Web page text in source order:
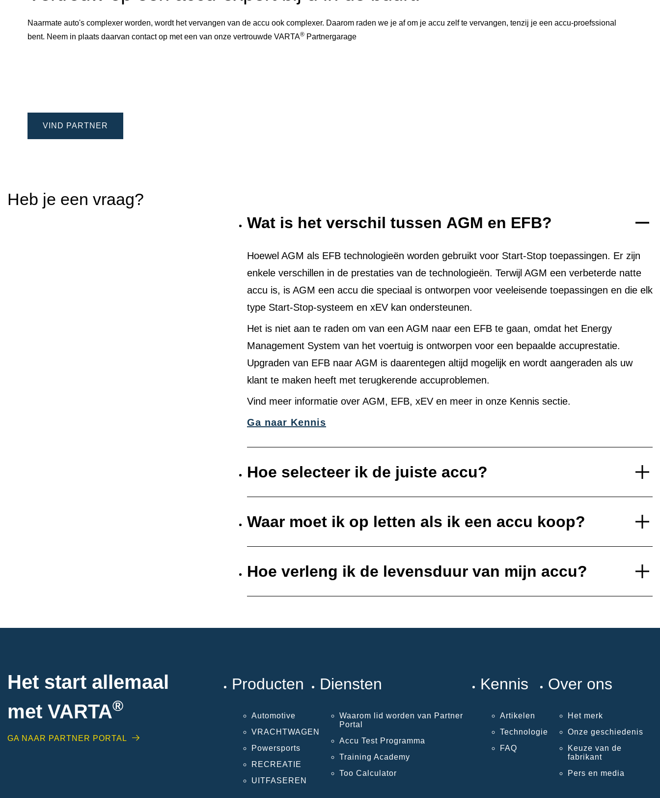
Naarmate auto's complexer worden, wordt het vervangen van de accu ook complexer. Daarom raden we je af om je accu zelf te vervangen, tenzij je een accu-proefssional
bent. Neem in plaats daarvan contact op met een van onze vertrouwde VARTA® Partnergarage
VIND PARTNER
Heb je een vraag?
Wat is het verschil tussen AGM en EFB?
Hoewel AGM als EFB technologieën worden gebruikt voor Start-Stop toepassingen. Er zijn
enkele verschillen in de prestaties van de technologieën. Terwijl AGM een verbeterde natte
accu is, is AGM een accu die speciaal is ontworpen voor veeleisende toepassingen en die elk
type Start-Stop-systeem en xEV kan ondersteunen.
Het is niet aan te raden om van een AGM naar een EFB te gaan, omdat het Energy
Management System van het voertuig is ontworpen voor een bepaalde accuprestatie.
Upgraden van EFB naar AGM is daarentegen altijd mogelijk en wordt aangeraden als uw
klant te maken heeft met terugkerende accuproblemen.
Vind meer informatie over AGM, EFB, xEV en meer in onze Kennis sectie.
Ga naar Kennis
Hoe selecteer ik de juiste accu?
Waar moet ik op letten als ik een accu koop?
Hoe verleng ik de levensduur van mijn accu?
Het start allemaal
met VARTA®
GA NAAR PARTNER PORTAL
Producten
Automotive
VRACHTWAGEN
Powersports
RECREATIE
UITFASEREN
Diensten
Waarom lid worden van Partner
Portal
Accu Test Programma
Training Academy
Too Calculator
Kennis
Artikelen
Technologie
FAQ
Over ons
Het merk
Onze geschiedenis
Keuze van de
fabrikant
Pers en media